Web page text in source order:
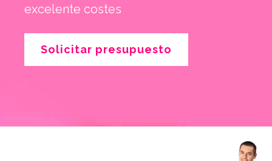
excelente costes
Solicitar presupuesto